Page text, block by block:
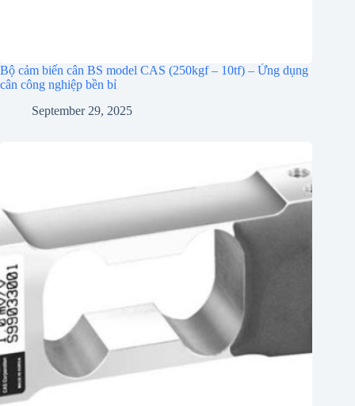
Bộ cảm biến cân BS model CAS (250kgf – 10tf) – Ứng dụng
cân công nghiệp bền bỉ
September 29, 2025